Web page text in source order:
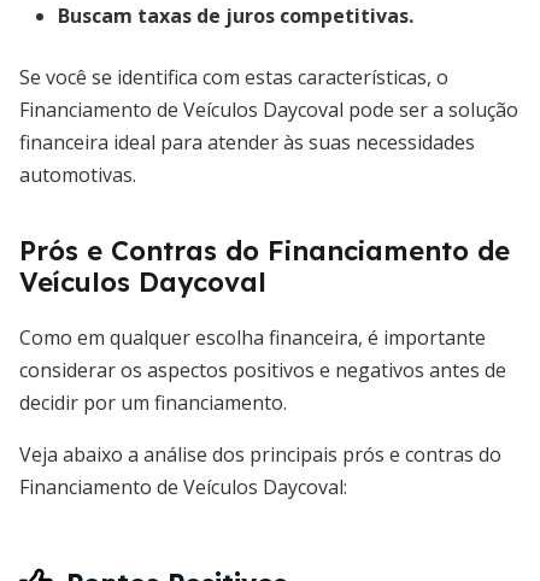
Buscam taxas de juros competitivas.
Se você se identifica com estas características, o
Financiamento de Veículos Daycoval pode ser a solução
financeira ideal para atender às suas necessidades
automotivas.
Prós e Contras do Financiamento de
Veículos Daycoval
Como em qualquer escolha financeira, é importante
considerar os aspectos positivos e negativos antes de
decidir por um financiamento.
Veja abaixo a análise dos principais prós e contras do
Financiamento de Veículos Daycoval: